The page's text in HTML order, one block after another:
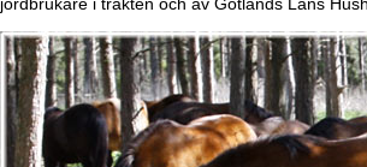
jordbrukare i trakten och av Gotlands Läns